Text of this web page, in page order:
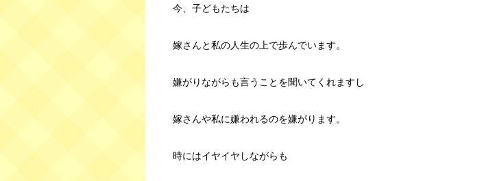
今、子どもたちは
嫁さんと私の人生の上で歩んでいます。
嫌がりながらも言うことを聞いてくれますし
嫁さんや私に嫌われるのを嫌がります。
時にはイヤイヤしながらも